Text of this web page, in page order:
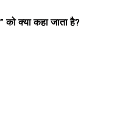
को क्या कहा जाता है?